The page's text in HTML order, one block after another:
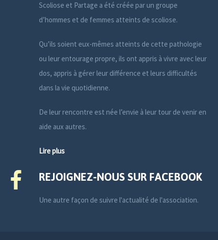
Scoliose et Partage a été créée par un groupe
d’hommes et de femmes atteints de scoliose.
Qu’ils soient eux-mêmes atteints de cette pathologie
ou leur entourage propre, ils ont appris à vivre avec leur
dos, appris à gérer leur différence et leurs difficultés
dans la vie quotidienne.
De leur rencontre est née l’envie à leur tour de venir en
aide aux autres.
Lire plus
REJOIGNEZ-NOUS SUR FACEBOOK
Une autre façon de suivre l'actualité de l'association.